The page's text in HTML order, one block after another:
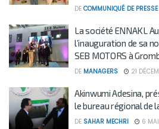
DE COMMUNIQUÉ DE PRESSE
La société ENNAKL
l’inauguration de sa
SEB MOTORS à
DE MANAGERS 21
Akinwumi Adesina,
le bureau régional de
DE SAHAR MECHRI 6